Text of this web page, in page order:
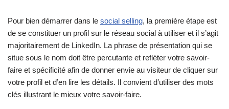
Pour bien démarrer dans le social selling, la première étape est
de se constituer un profil sur le réseau social à utiliser et il s’agit
majoritairement de LinkedIn. La phrase de présentation qui se
situe sous le nom doit être percutante et refléter votre savoir-
faire et spécificité afin de donner envie au visiteur de cliquer sur
votre profil et d’en lire les détails. Il convient d’utiliser des mots
clés illustrant le mieux votre savoir-faire.